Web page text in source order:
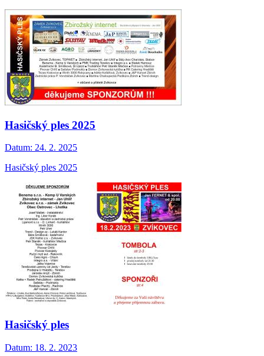
Hasičský ples 2025
Datum: 24. 2. 2025
Hasičský ples 2025
Hasičský ples
Datum: 18. 2. 2023